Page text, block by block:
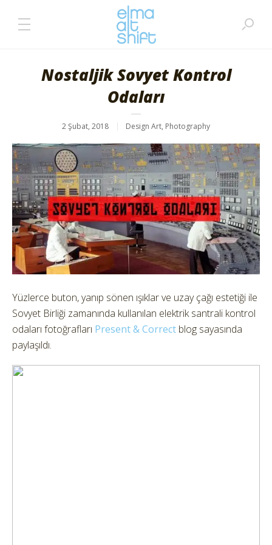
Nostaljik Sovyet Kontrol
Odaları
2 Şubat, 2018 Design Art, Photography
Yüzlerce buton, yanıp sönen ışıklar ve uzay çağı estetiği ile
Sovyet Birliği zamanında kullanılan elektrik santrali kontrol
odaları fotoğrafları Present & Correct blog sayasında
paylaşıldı.